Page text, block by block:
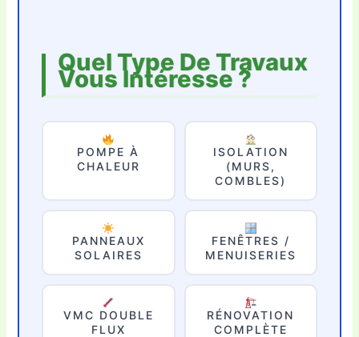
Quel Type De Travaux
Vous Intéresse ?
POMPE À
CHALEUR
ISOLATION
(MURS,
COMBLES)
PANNEAUX
SOLAIRES
FENÊTRES /
MENUISERIES
VMC DOUBLE
FLUX
RÉNOVATION
COMPLÈTE